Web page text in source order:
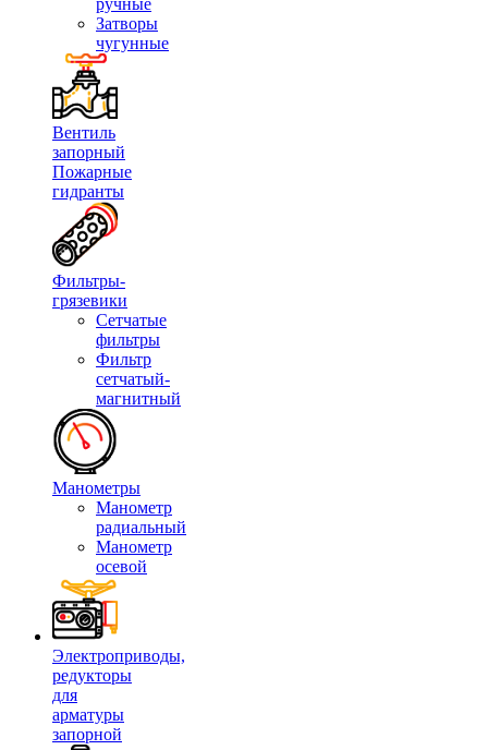
ручные
Затворы
чугунные
Вентиль
запорный
Пожарные
гидранты
Фильтры-
грязевики
Сетчатые
фильтры
Фильтр
сетчатый-
магнитный
Манометры
Манометр
радиальный
Манометр
осевой
Электроприводы,
редукторы
для
арматуры
запорной